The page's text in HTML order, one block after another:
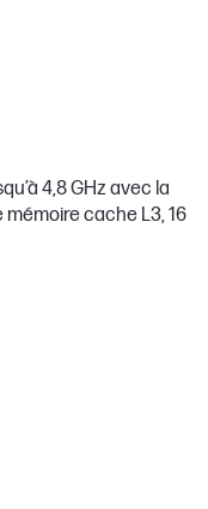
4,8 GHz avec la
cache L3, 16